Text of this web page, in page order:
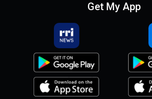
Get My App